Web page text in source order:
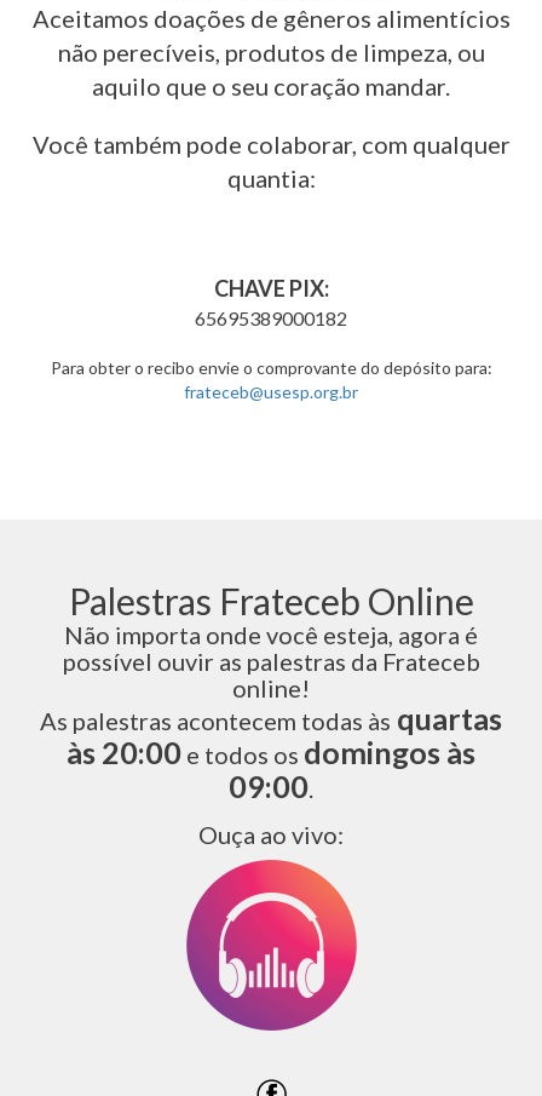
Aceitamos doações de gêneros alimentícios
não perecíveis, produtos de limpeza, ou
aquilo que o seu coração mandar.
Você também pode colaborar, com qualquer
quantia:
CHAVE PIX:
65695389000182
Para obter o recibo envie o comprovante do depósito para:
frateceb@usesp.org.br
Palestras Frateceb Online
Não importa onde você esteja, agora é
possível ouvir as palestras da Frateceb
online!
As palestras acontecem todas às quartas
às 20:00 e todos os domingos às
09:00.
Ouça ao vivo: